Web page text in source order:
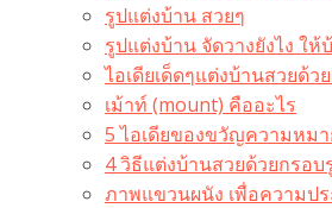
รูปแต่งบ้าน สวยๆ
รูปแต่งบ้าน จัดวางยังไง ใ
ไอเดียเด็ดๆแต่งบ้านสวยด้ว
เม้าท์ (mount) คืออะไร​
5 ไอเดียของขวัญความหม
4 วิธีแต่งบ้านสวยด้วยกรอบ
ภาพแขวนผนัง เพื่อความป